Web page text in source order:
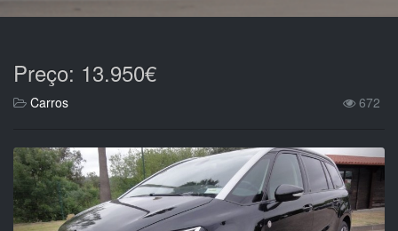
Preço: 13.950€
Carros 672